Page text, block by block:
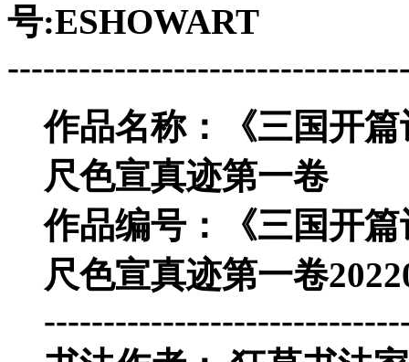
号:ESHOWART
作品名称：
《三国开
尺色宣真迹第一卷
作品编号：
《三国开
尺色宣真迹第一卷